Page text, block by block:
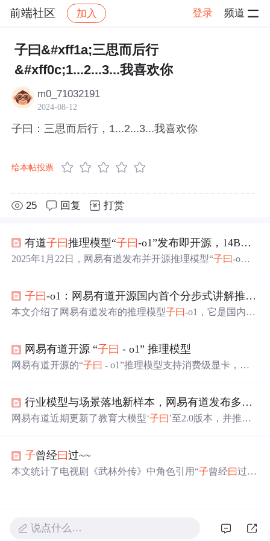
前端社区 加入 登录 频道
社区 前端社区 感慨 帖子详情
子曰&#xff1a;三思而后行
&#xff0c;1...2...3...我喜欢你
m0_71032191
2024-08-12
子曰：三思而后行，1...2...3...我喜欢你
给本帖投票
25 回复 打赏
有道子曰推理模型“子曰-o1”发布即开源，14B小参数复现OpenAI o1强推理效果
2025年1月22日，网易有道发布并开源推理模型“子曰-o
错能力，其开源特性对开发者和企业有诸多价值，还通过
优化训练数据提升K12数学解答能力。
子曰-o1：网易有道开源国内首个分步式讲解推理模型，支持K12数学教学
本文介绍了网易有道发布的推理模型子曰-o1，它是国内首
“有道小P”，支持启发式学习，还给出了运行示例和相关资
源。
网易有道开源 “子曰 - o1” 推理模型
网易有道开源的“子曰 - o1”推理模型支持消费级显卡，通
支持，还说明了模型下载、编写推理代码及运行代码的步
骤。
行业模型与场景落地新样本，网易有道发布多款“
网易有道近期更新了教育大模型‘子曰’至2.0版本，并推出
的深化和AI在教育领域的广泛应用。
子曾经曰过~~
本文统计了电视剧《武林外传》中角色引用“子曾经曰过”
说点什么…